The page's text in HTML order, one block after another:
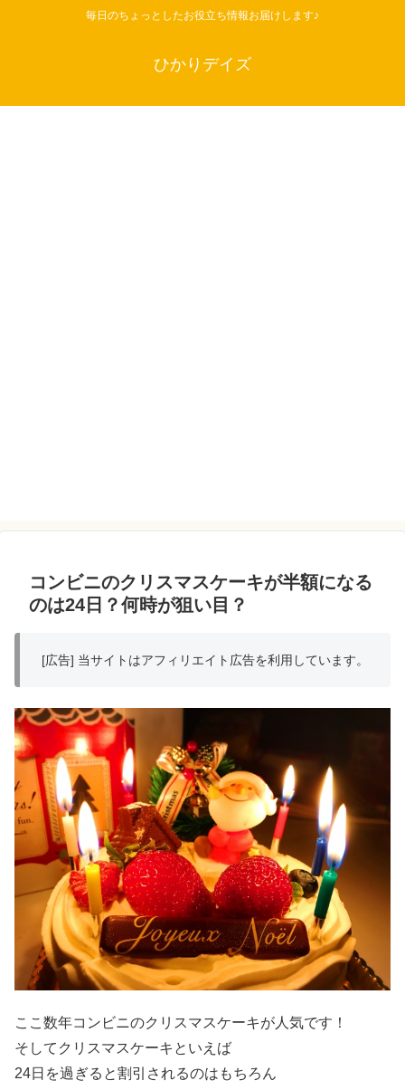
毎日のちょっとしたお役立ち情報お届けします♪
ひかりデイズ
コンビニのクリスマスケーキが半額になる
のは24日？何時が狙い目？
[広告] 当サイトはアフィリエイト広告を利用しています。
ここ数年コンビニのクリスマスケーキが人気です！
そしてクリスマスケーキといえば
24日を過ぎると割引されるのはもちろん